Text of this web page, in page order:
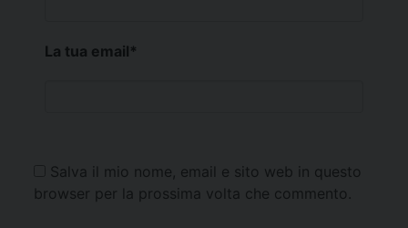
La tua email*
Salva il mio nome, email e sito web in questo
browser per la prossima volta che commento.